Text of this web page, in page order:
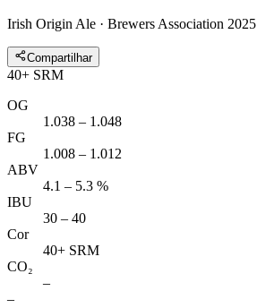
Irish Origin Ale · Brewers Association 2025
Compartilhar
40+ SRM
OG
1.038 – 1.048
FG
1.008 – 1.012
ABV
4.1 – 5.3 %
IBU
30 – 40
Cor
40+ SRM
CO₂
–
–